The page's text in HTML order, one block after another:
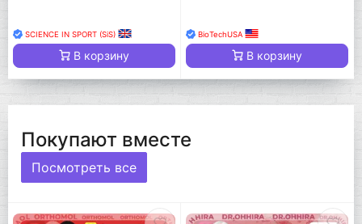
SCIENCE IN SPORT (SiS)
В корзину
BioTechUSA
В корзину
Покупают вместе
Посмотреть все